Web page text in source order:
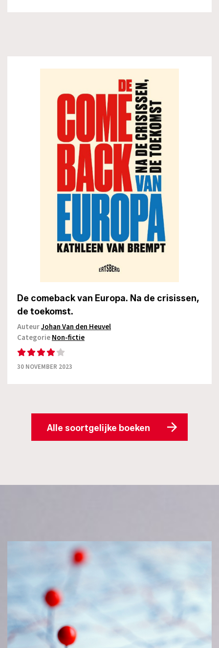
De comeback van Europa. Na de crisissen,
de toekomst.
AuteurJohan Van den Heuvel
CategorieNon-fictie
30 NOVEMBER 2023
Alle soortgelijke boeken